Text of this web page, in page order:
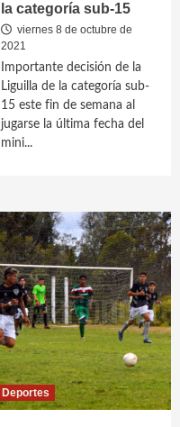
la categoría sub-15
viernes 8 de octubre de
2021
Importante decisión de la
Liguilla de la categoría sub-
15 este fin de semana al
jugarse la última fecha del
mini...
Deportes